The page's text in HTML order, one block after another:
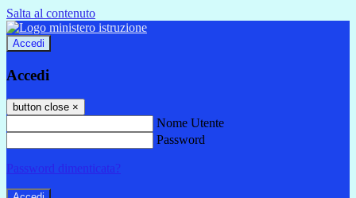
Salta al contenuto
Accedi
Accedi
button close ×
Nome Utente
Password
Password dimenticata?